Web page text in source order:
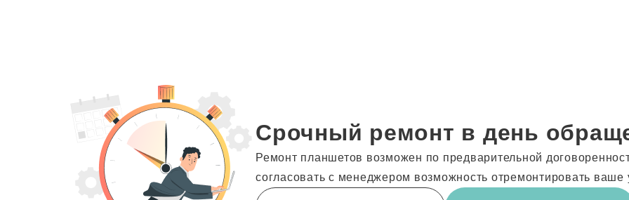
Срочный ремонт в день
Ремонт планшетов возможен по предварительной
согласовать с менеджером возможность отремонтировать ваше